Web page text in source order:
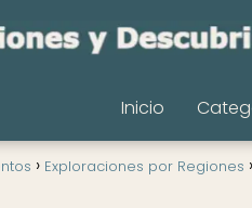
Inicio
Exploraciones por Regiones